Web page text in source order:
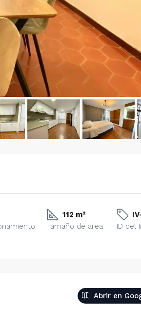
112 m²
Tamaño de área
ID del
Abrir en